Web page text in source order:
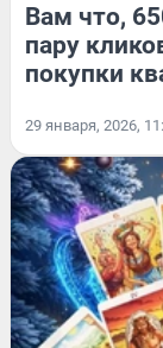
Вам что,
пару
покупки
29 января, 2026,